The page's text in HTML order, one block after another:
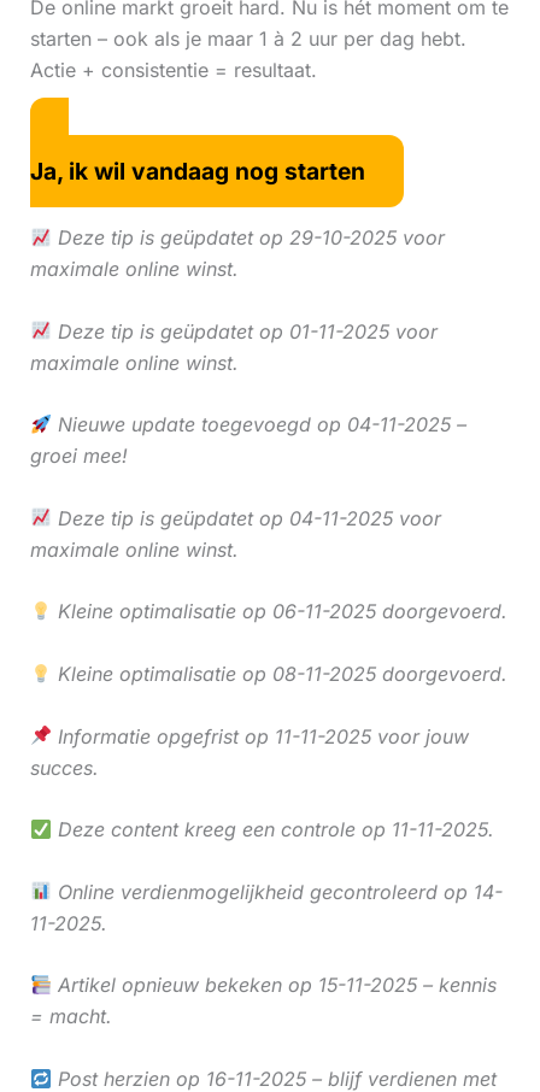
De online markt groeit hard. Nu is hét moment om te
starten – ook als je maar 1 à 2 uur per dag hebt.
Actie + consistentie = resultaat.
Ja, ik wil vandaag nog starten
Deze tip is geüpdatet op 29-10-2025 voor
maximale online winst.
Deze tip is geüpdatet op 01-11-2025 voor
maximale online winst.
Nieuwe update toegevoegd op 04-11-2025 –
groei mee!
Deze tip is geüpdatet op 04-11-2025 voor
maximale online winst.
Kleine optimalisatie op 06-11-2025 doorgevoerd.
Kleine optimalisatie op 08-11-2025 doorgevoerd.
Informatie opgefrist op 11-11-2025 voor jouw
succes.
Deze content kreeg een controle op 11-11-2025.
Online verdienmogelijkheid gecontroleerd op 14-
11-2025.
Artikel opnieuw bekeken op 15-11-2025 – kennis
= macht.
Post herzien op 16-11-2025 – blijf verdienen met